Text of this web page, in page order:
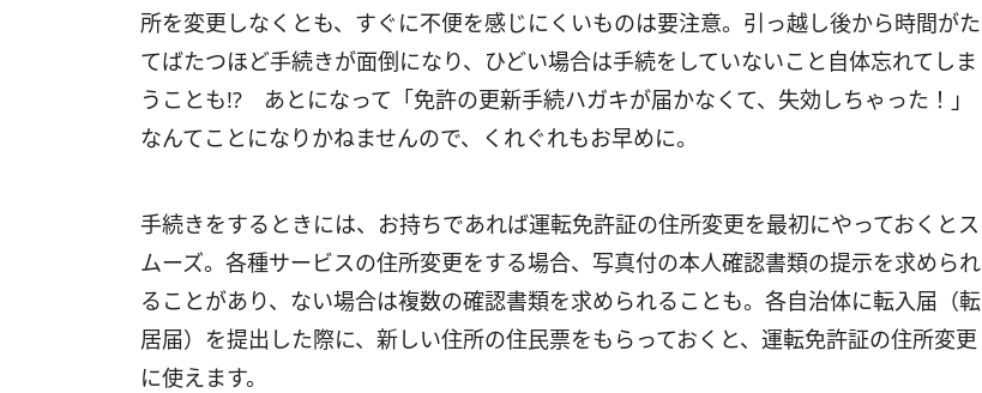
所を変更しなくとも、すぐに不便を感じにくいものは要注意。引っ越し後から時間がた
てばたつほど手続きが面倒になり、ひどい場合は手続をしていないこと自体忘れてしま
うことも!? あとになって「免許の更新手続ハガキが届かなくて、失効しちゃった！」
なんてことになりかねませんので、くれぐれもお早めに。
手続きをするときには、お持ちであれば運転免許証の住所変更を最初にやっておくとス
ムーズ。各種サービスの住所変更をする場合、写真付の本人確認書類の提示を求められ
ることがあり、ない場合は複数の確認書類を求められることも。各自治体に転入届（転
居届）を提出した際に、新しい住所の住民票をもらっておくと、運転免許証の住所変更
に使えます。